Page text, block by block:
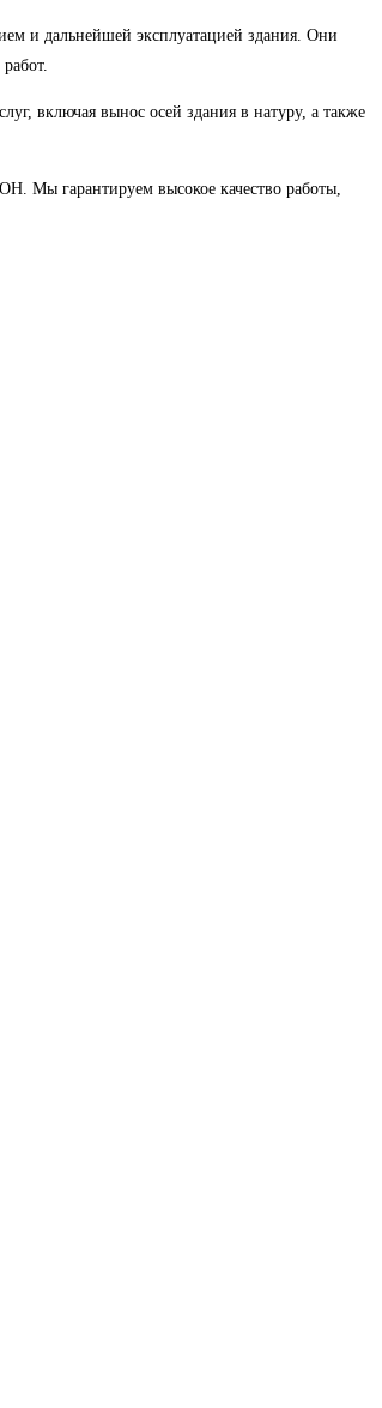
и дальнейшей эксплуатацией здания. Они
включая вынос осей здания в натуру, а также
Мы гарантируем высокое качество работы,